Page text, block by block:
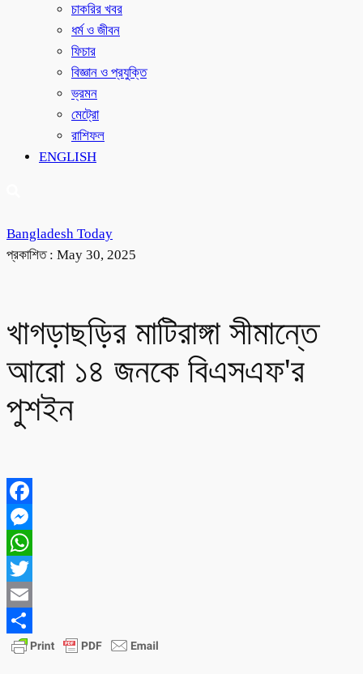
চাকরির খবর
ধর্ম ও জীবন
ফিচার
বিজ্ঞান ও প্রযুক্তি
ভ্রমন
মেট্রো
রাশিফল
ENGLISH
Bangladesh Today
প্রকাশিত : May 30, 2025
খাগড়াছড়ির মাটিরাঙ্গা সীমান্তে
আরো ১৪ জনকে বিএসএফ'র
পুশইন
Facebook
Messenger
WhatsApp
Twitter
Email
Share